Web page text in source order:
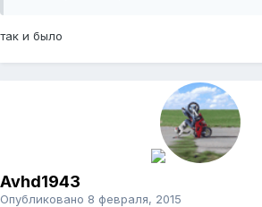
так и было
Avhd1943
Опубликовано 8 февраля, 2015